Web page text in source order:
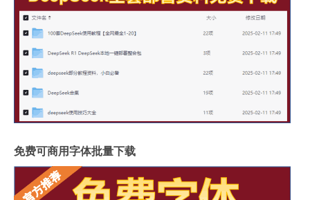
免费可商用字体批量下载